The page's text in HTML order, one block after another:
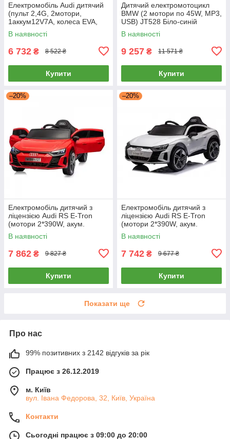
Електромобіль Audi дитячий
(пульт 2,4G, 2мотори,
1аккум12V7A, колеса EVA,
MP3, USB) RS Roadster BL
Білий
В наявності
6 732 ₴ 8 522 ₴
Купити
Дитячий електромотоцикл
BMW (2 мотори по 45W, MP3,
USB) JT528 Біло-синій
В наявності
9 257 ₴ 11 571 ₴
Купити
–20%
Електромобіль дитячий з
ліцензією Audi RS E-Tron
(мотори 2*390W, акум.
12V7AH, Bluetooth) BF717
Червоний
В наявності
7 862 ₴ 9 827 ₴
Купити
–20%
Електромобіль дитячий з
ліцензією Audi RS E-Tron
(мотори 2*390W, акум.
12V7AH, Bluetooth) BF717B
Білий
В наявності
7 742 ₴ 9 677 ₴
Купити
Показати ще
Про нас
99% позитивних з 2142 відгуків за рік
Працює з 26.12.2019
м. Київ
вул. Івана Федорова, 32, Київ, Україна
Контакти
Сьогодні працює з 09:00 до 20:00